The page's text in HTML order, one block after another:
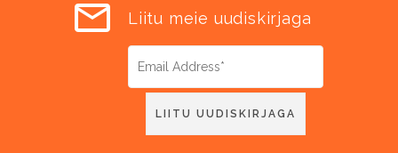
Liitu meie uudiskirjaga